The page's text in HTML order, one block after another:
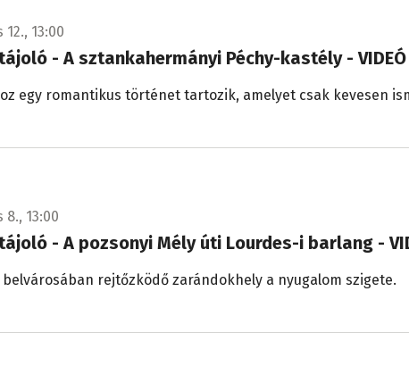
13:00
- A sztankahermányi Péchy-kastély - VIDEÓ
egy romantikus történet tartozik, amelyet csak kevesen
8., 13:00
- A pozsonyi Mély úti Lourdes-i barlang -
belvárosában rejtőzködő zarándokhely a nyugalom szigete.